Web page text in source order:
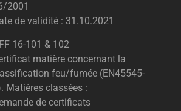
2001
de validité : 31.10.2021
16-101 & 102
matière concernant la
feu/fumée (EN45545-
Matières classées :
de certificats